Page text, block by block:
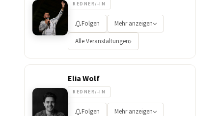
REDNER/-IN
Folgen Mehr anzeigen
Alle Veranstaltungen
Elia Wolf
REDNER/-IN
Folgen Mehr anzeigen